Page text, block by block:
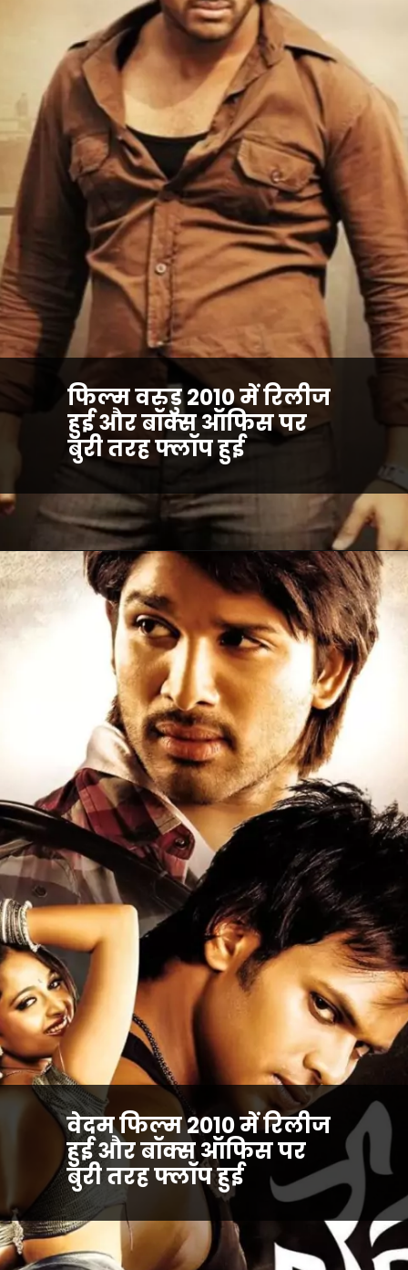
फिल्म वरुडु 2010 में रिलीज
हुई और बॉक्स ऑफिस पर
बुरी तरह फ्लॉप हुई
वेदम फिल्म 2010 में रिलीज
हुई और बॉक्स ऑफिस पर
बुरी तरह फ्लॉप हुई